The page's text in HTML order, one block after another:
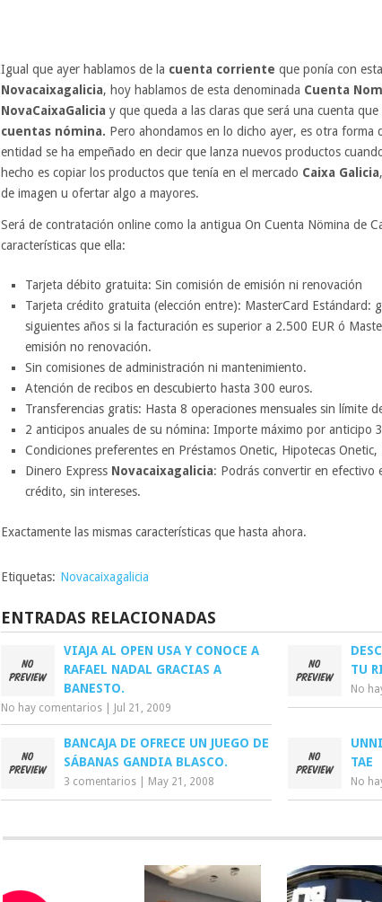
Igual que ayer hablamos de la cuenta corriente que ponía con
Novacaixagalicia, hoy hablamos de esta denominada Cuenta
NovaCaixaGalicia y que queda a las claras que será una cuenta
cuentas nómina. Pero ahondamos en lo dicho ayer, es otra forma
entidad se ha empeñado en decir que lanza nuevos productos
hecho es copiar los productos que tenía en el mercado Caixa Galicia
de imagen u ofertar algo a mayores.
Será de contratación online como la antigua On Cuenta Nömina de
características que ella:
Tarjeta débito gratuita: Sin comisión de emisión ni renovación
Tarjeta crédito gratuita (elección entre): MasterCard Estándard:
siguientes años si la facturación es superior a 2.500 EUR ó
emisión no renovación.
Sin comisiones de administración ni mantenimiento.
Atención de recibos en descubierto hasta 300 euros.
Transferencias gratis: Hasta 8 operaciones mensuales sin límite
2 anticipos anuales de su nómina: Importe máximo por anticipo
Condiciones preferentes en Préstamos Onetic, Hipotecas Onetic,
Dinero Express Novacaixagalicia: Podrás convertir en efectivo
crédito, sin intereses.
Exactamente las mismas características que hasta ahora.
Etiquetas: Novacaixagalicia
ENTRADAS RELACIONADAS
VIAJA AL OPEN USA Y CONOCE A
RAFAEL NADAL GRACIAS A
BANESTO.
No hay comentarios Jul 21, 2009
TU
No
BANCAJA DE OFRECE UN JUEGO DE
SÁBANAS GANDIA BLASCO.
3 comentarios May 21, 2008
TAE
No